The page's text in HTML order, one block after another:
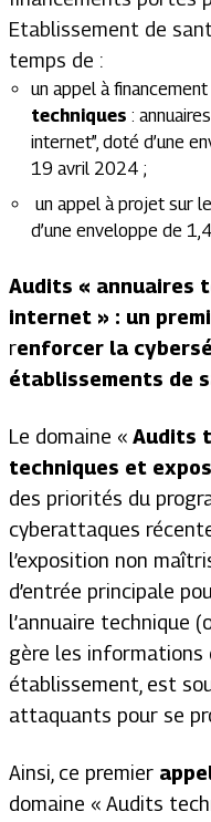
Etablissement de
temps de :
un appel à
techniques :
internet”, doté d’une
19 avril 2024 ;
un appel à projet sur
d’une enveloppe de
Audits « annuaires
internet » : un
renforcer la
établissements de
Le domaine « Audits
techniques et
des priorités du
cyberattaques
l’exposition non
d’entrée principale
l’annuaire technique
gère les informations
établissement, est
attaquants pour se
Ainsi, ce premier
domaine « Audits